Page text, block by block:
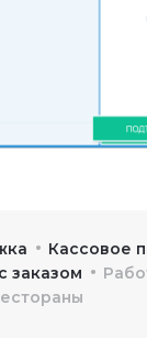
• Кассовое
заказом •